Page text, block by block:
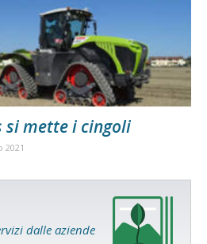
si mette i cingoli
2021
dalle aziende